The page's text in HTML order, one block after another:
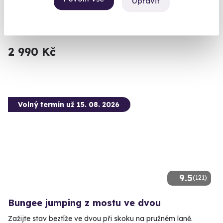
2 990 Kč
9.5(121)
Volný termín už 15. 08. 2026
Bungee jumping z mostu ve dvou
Zažijte stav beztíže ve dvou při skoku na pružném laně.